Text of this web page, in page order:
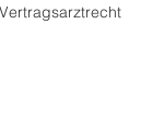
Vertragsarztrecht